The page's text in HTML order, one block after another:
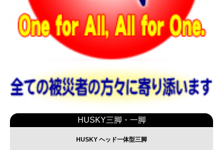
HUSKY三脚・一脚
HUSKY ヘッド一体型三脚